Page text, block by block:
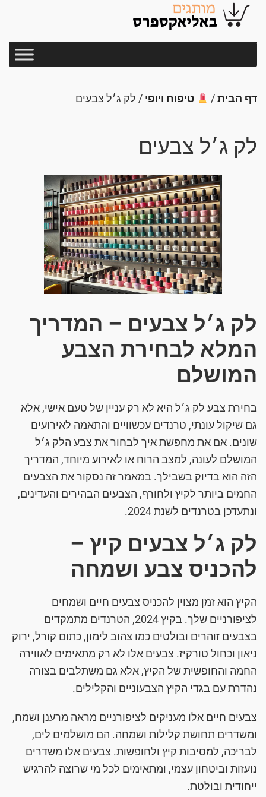
דף הבית/ טיפוח ויופי / לק ג׳ל צבעים
לק ג׳ל צבעים
לק ג׳ל צבעים – המדריך
המלא לבחירת הצבע
המושלם
בחירת צבע לק ג׳ל היא לא רק עניין של טעם אישי, אלא
גם שיקול עונתי, טרנדים עכשוויים והתאמה לאירועים
שונים. אם את מחפשת איך לבחור את צבע הלק ג׳ל
המושלם לעונה, למצב הרוח או לאירוע מיוחד, המדריך
הזה הוא בדיוק בשבילך. במאמר זה נסקור את הצבעים
החמים ביותר לקיץ ולחורף, הצבעים הבהירים והעדינים,
ונתעדכן בטרנדים לשנת 2024.
לק ג׳ל צבעים קיץ –
להכניס צבע ושמחה
הקיץ הוא זמן מצוין להכניס צבעים חיים ושמחים
לציפורניים שלך. בקיץ 2024, הטרנדים מתמקדים
בצבעים זוהרים ובולטים כמו צהוב לימון, כתום קורל, ירוק
ניאון וכחול טורקיז. צבעים אלו לא רק מתאימים לאווירה
החמה והחופשית של הקיץ, אלא גם משתלבים בצורה
נהדרת עם בגדי הקיץ הצבעוניים והקלילים.
צבעים חיים אלו מעניקים לציפורניים מראה מרענן ושמח,
ומשדרים תחושת קלילות ושמחה. הם מושלמים לים,
לבריכה, למסיבות קיץ ולחופשות. צבעים אלו משדרים
נועזות וביטחון עצמי, ומתאימים לכל מי שרוצה להרגיש
ייחודית ובולטת.